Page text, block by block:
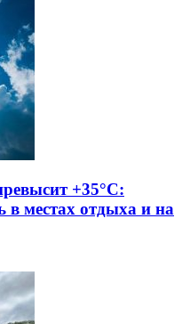
+35°С:
в местах отдыха и на